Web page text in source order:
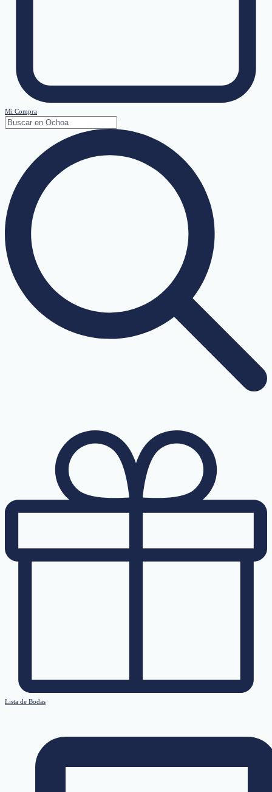
Mi Compra
Lista de Bodas